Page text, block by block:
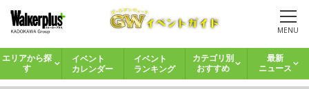
MENU
エリアから探
す
イベント
カレンダー
イベント
ランキング
カテゴリ別
おすすめ
最新
ニュース